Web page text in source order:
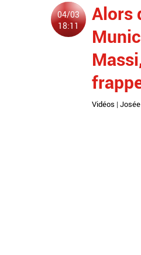
04/03
18:11
Alors
Vidéos |